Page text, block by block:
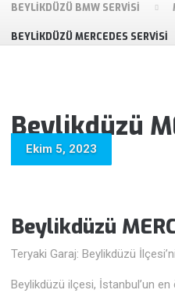
BEYLIKDÜZÜ BMW SERVISI
BEYLIKDÜZÜ MERCEDES SERVISI
Beylikdüzü
Servisi
Ekim 5, 2023
Beylikdüzü
Teryaki Garaj: Beylikdüzü
Beylikdüzü ilçesi, İstanbul’un